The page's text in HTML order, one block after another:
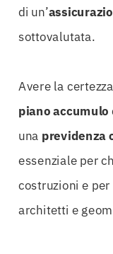
di un’
sottovalutata.
Avere la
piano accumulo
una previdenza
essenziale per
costruzioni e
architetti e